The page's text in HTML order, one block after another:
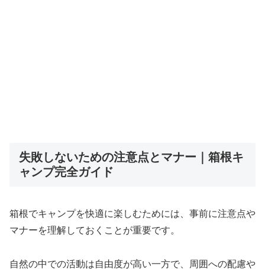
失敗しないための注意点とマナー｜箱根キ
ャンプ完全ガイド
箱根でキャンプを快適に楽しむためには、事前に注意点や
マナーを理解しておくことが重要です。
自然の中での活動は自由度が高い一方で、周囲への配慮や